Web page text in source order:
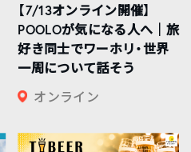
【7/13オンライン開催】
POOLOが気になる人へ｜旅
好き同士でワーホリ・世界
一周について話そう
オンライン